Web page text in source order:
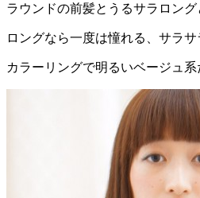
ラウンドの前髪とうるサラロング
ロングなら一度は憧れる、サラ
カラーリングで明るいベージュ